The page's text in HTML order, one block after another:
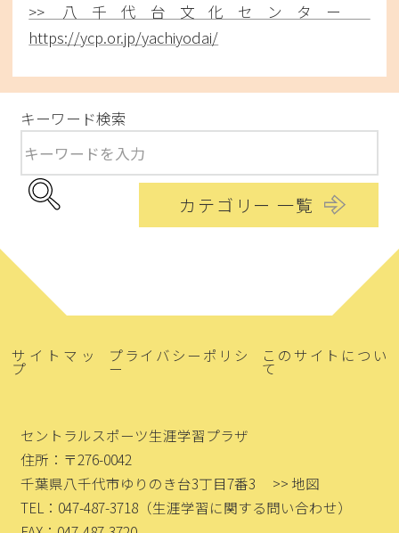
>> 八千代台文化センター
https://ycp.or.jp/yachiyodai/
キーワード検索
カテゴリー 一覧
サイトマッ
プ
プライバシーポリシ
ー
このサイトについ
て
セントラルスポーツ生涯学習プラザ
住所：〒276-0042
千葉県八千代市ゆりのき台3丁目7番3
>> 地図
TEL：047-487-3718 （生涯学習に関する問い合わせ）